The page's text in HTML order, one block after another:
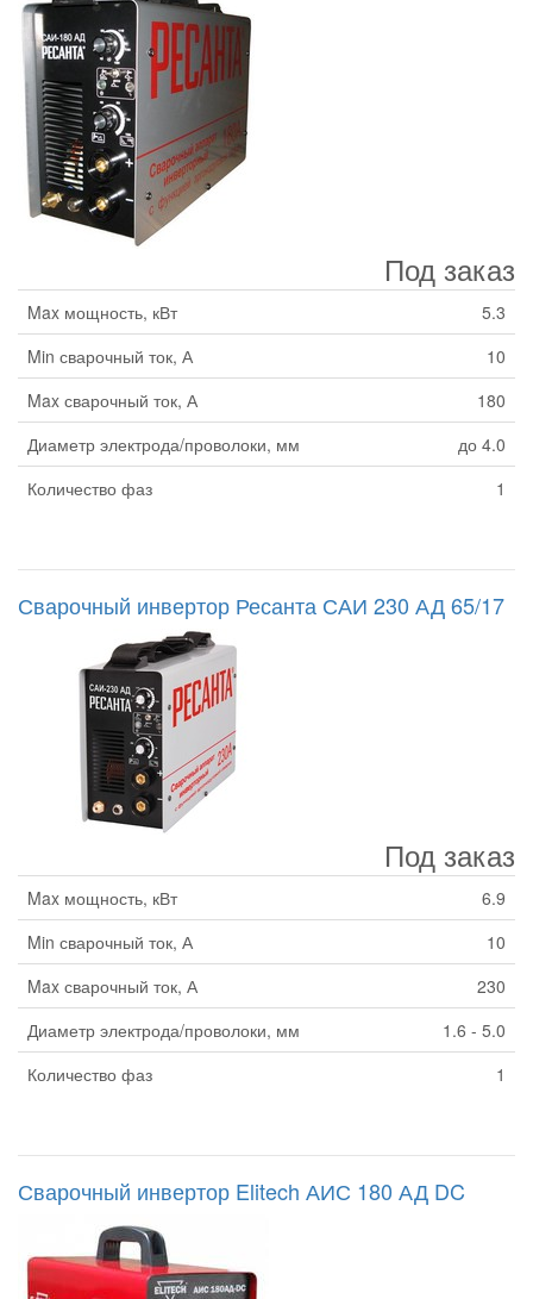
Под заказ
Max мощность, кВт
5.3
Min сварочный ток, А
10
Max сварочный ток, А
180
Диаметр электрода/проволоки, мм
до 4.0
Количество фаз
1
Сварочный инвертор Ресанта САИ 230 АД 65/17
Под заказ
Max мощность, кВт
6.9
Min сварочный ток, А
10
Max сварочный ток, А
230
Диаметр электрода/проволоки, мм
1.6 - 5.0
Количество фаз
1
Сварочный инвертор Elitech АИС 180 АД DC